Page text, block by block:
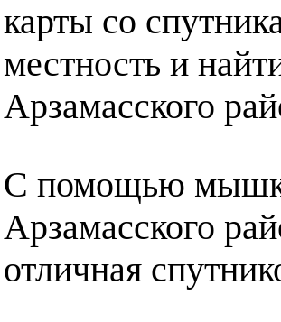
карты со
местность и
Арзамасского
С помощью
Арзамасского
отличная